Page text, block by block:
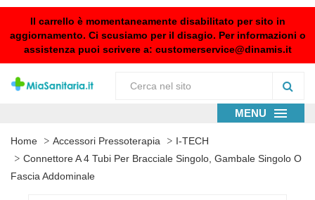
Il carrello è momentaneamente disabilitato per sito in
aggiornamento. Ci scusiamo per il disagio. Per informazioni o
assistenza puoi scrivere a: customerservice@dinamis.it
MENU
Home Accessori Pressoterapia
I-TECH
Connettore A 4 Tubi Per Bracciale Singolo, Gambale Singolo O
Fascia Addominale